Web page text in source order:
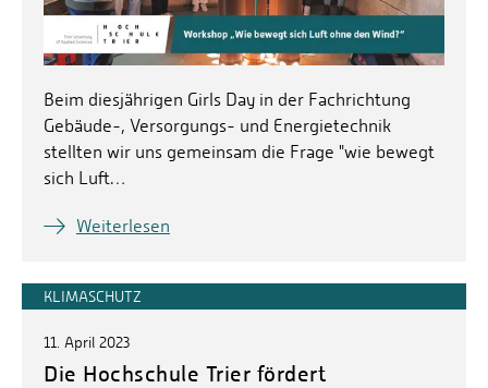
Beim diesjährigen Girls Day in der Fachrichtung
Gebäude-, Versorgungs- und Energietechnik
stellten wir uns gemeinsam die Frage "wie bewegt
sich Luft…
Weiterlesen
KLIMASCHUTZ
11. April 2023
Die Hochschule Trier fördert